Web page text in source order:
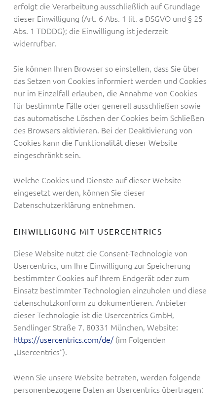
erfolgt die Verarbeitung ausschließlich auf Grundlage
dieser Einwilligung (Art. 6 Abs. 1 lit. a DSGVO und § 25
Abs. 1 TDDDG); die Einwilligung ist jederzeit
widerrufbar.
Sie können Ihren Browser so einstellen, dass Sie über
das Setzen von Cookies informiert werden und Cookies
nur im Einzelfall erlauben, die Annahme von Cookies
für bestimmte Fälle oder generell ausschließen sowie
das automatische Löschen der Cookies beim Schließen
des Browsers aktivieren. Bei der Deaktivierung von
Cookies kann die Funktionalität dieser Website
eingeschränkt sein.
Welche Cookies und Dienste auf dieser Website
eingesetzt werden, können Sie dieser
Datenschutzerklärung entnehmen.
EINWILLIGUNG MIT USERCENTRICS
Diese Website nutzt die Consent-Technologie von
Usercentrics, um Ihre Einwilligung zur Speicherung
bestimmter Cookies auf Ihrem Endgerät oder zum
Einsatz bestimmter Technologien einzuholen und diese
datenschutzkonform zu dokumentieren. Anbieter
dieser Technologie ist die Usercentrics GmbH,
Sendlinger Straße 7, 80331 München, Website:
https://usercentrics.com/de/(im Folgenden
„Usercentrics“).
Wenn Sie unsere Website betreten, werden folgende
personenbezogene Daten an Usercentrics übertragen: